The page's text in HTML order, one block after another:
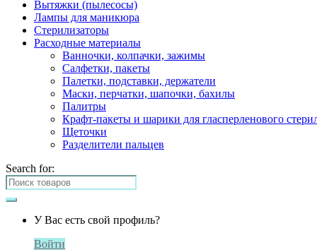
Вытяжки (пылесосы)
Лампы для маникюра
Стерилизаторы
Расходные материалы
Ванночки, колпачки, зажимы
Салфетки, пакеты
Палетки, подставки, держатели
Маски, перчатки, шапочки, бахилы
Палитры
Крафт-пакеты и шарики для гласперленового
Щеточки
Разделители пальцев
Search for:
У Вас есть свой профиль?
Войти